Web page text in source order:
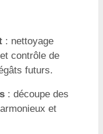
: nettoyage
contrôle de
futurs.
: découpe des
et